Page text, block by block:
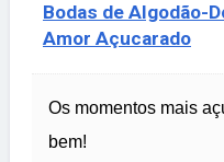
Bodas de Algodão-
Amor Açucarado
Os momentos mais
bem!